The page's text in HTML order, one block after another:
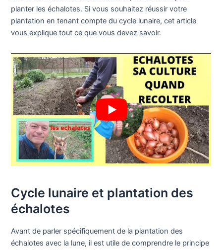
planter les échalotes. Si vous souhaitez réussir votre
plantation en tenant compte du cycle lunaire, cet article
vous explique tout ce que vous devez savoir.
Cycle lunaire et plantation des
échalotes
Avant de parler spécifiquement de la plantation des
échalotes avec la lune, il est utile de comprendre le principe